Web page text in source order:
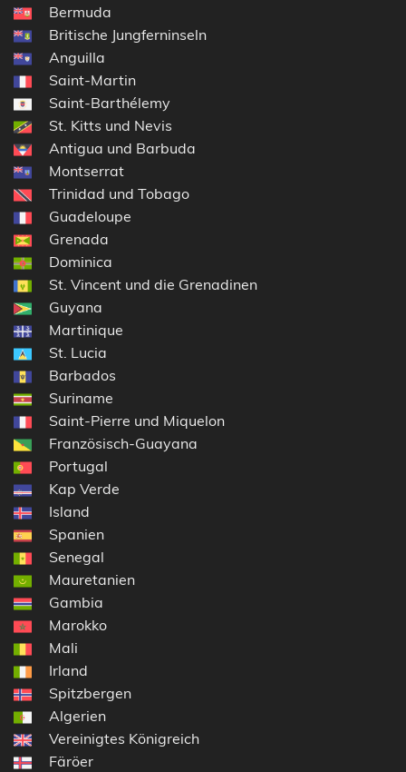
Bermuda
Britische Jungferninseln
Anguilla
Saint-Martin
Saint-Barthélemy
St. Kitts und Nevis
Antigua und Barbuda
Montserrat
Trinidad und Tobago
Guadeloupe
Grenada
Dominica
St. Vincent und die Grenadinen
Guyana
Martinique
St. Lucia
Barbados
Suriname
Saint-Pierre und Miquelon
Französisch-Guayana
Portugal
Kap Verde
Island
Spanien
Senegal
Mauretanien
Gambia
Marokko
Mali
Irland
Spitzbergen
Algerien
Vereinigtes Königreich
Färöer